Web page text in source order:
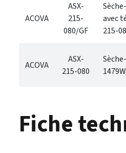
ACOVA
ASX-
215-
080/GF
avec
215-
ACOVA
ASX-
215-080
Fiche